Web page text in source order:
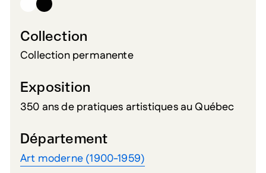
Collection
Collection permanente
Exposition
350 ans de pratiques artistiques au Québec
Département
Art moderne (1900-1959)